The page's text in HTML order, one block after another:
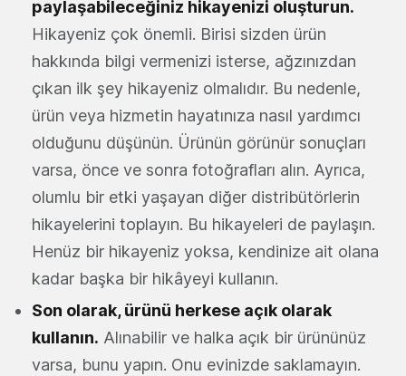
paylaşabileceğiniz hikayenizi oluşturun.
Hikayeniz çok önemli. Birisi sizden ürün
hakkında bilgi vermenizi isterse, ağzınızdan
çıkan ilk şey hikayeniz olmalıdır. Bu nedenle,
ürün veya hizmetin hayatınıza nasıl yardımcı
olduğunu düşünün. Ürünün görünür sonuçları
varsa, önce ve sonra fotoğrafları alın. Ayrıca,
olumlu bir etki yaşayan diğer distribütörlerin
hikayelerini toplayın. Bu hikayeleri de paylaşın.
Henüz bir hikayeniz yoksa, kendinize ait olana
kadar başka bir hikâyeyi kullanın.
Son olarak, ürünü herkese açık olarak
kullanın. Alınabilir ve halka açık bir ürününüz
varsa, bunu yapın. Onu evinizde saklamayın.